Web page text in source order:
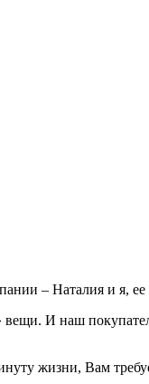
– Наталия и я,
И наш
жизни, Вам